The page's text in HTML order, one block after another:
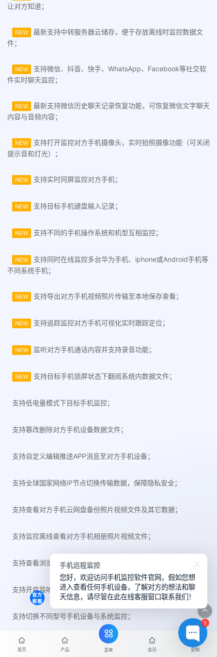
让对方知道；
NEW
最新支持中转服务器云储存，便于存放离线时监控数据文
件；
NEW
支持微信、抖音、快手、WhatsApp、Facebook等社交软
件实时聊天监控；
NEW
最新支持微信历史聊天记录恢复功能，可恢复微信文字聊天
内容与音频内容；
NEW
支持打开监控对方手机摄像头，实时拍照摄像功能（可关闭
提示音和灯光）；
NEW 支持实时同屏监控对方手机；
NEW 支持目标手机键盘输入记录；
NEW 支持不同的手机操作系统和机型互相监控；
NEW
支持同时在线监控多台华为手机、iphone或Android手机等
不同系统手机；
NEW 支持导出对方手机视频照片传输至本地保存查看；
NEW 支持追踪监控对方手机可视化实时跟踪定位；
NEW 监听对方手机通话内容并支持录音功能；
NEW 支持目标手机锁屏状态下翻阅系统内数据文件；
支持低电量模式下目标手机监控；
支持篡改删除对方手机设备数据文件；
支持自定义编辑推送APP消息至对方手机设备；
支持全球国家网络IP节点切换传输数据，保障隐私安全；
支持查看对方手机云网盘备份照片视频文件及其它数据；
支持监控离线查看对方手机相册照片视频文件；
支持查看浏览器历史浏览记录和搜索记录；
支持开启监听周围环境音；
支持切换不同型号手机设备与系统监控；
支持同wifi网络环境下隐身监控植入对方手机；
首页 产品 菜单 会员 定制
1
手机远程监控
您好，欢迎访问手机监控软件官网，假如您想
进入查看任何手机设备，了解对方的想法和聊
天信息，请尽管在此在线客服窗口联系我们！